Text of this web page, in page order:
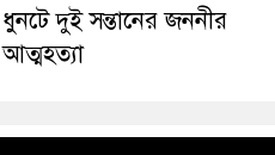
ধুনটে দুই সন্তানের জননীর
আত্মহত্যা